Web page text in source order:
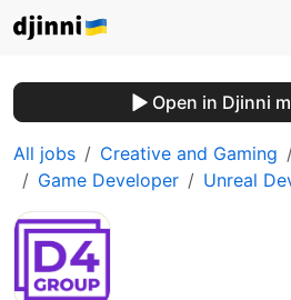
Open in Djinni
All jobs Creative and Gaming
Game Developer
Unreal